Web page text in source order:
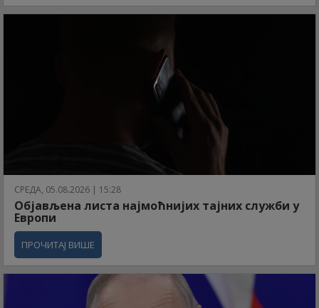
СРЕДА, 05.08.2026 | 15:28
Објављена листа најмоћнијих тајних служби у
Европи
ПРОЧИТАЈ ВИШЕ